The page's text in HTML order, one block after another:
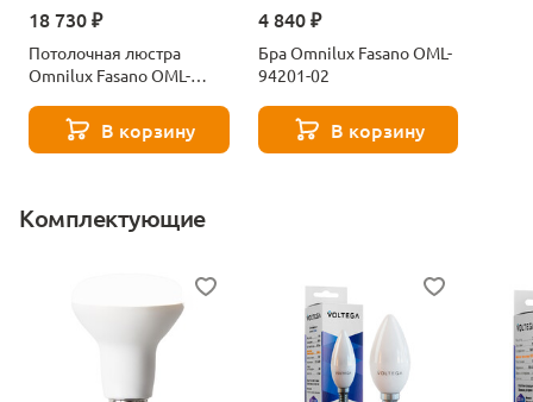
18 730 ₽
Потолочная люстра
Omnilux Fasano OML-
В корзину
4 840 ₽
Бра Omnilux Fasano OML-
94201-02
В корзину
Комплектующие